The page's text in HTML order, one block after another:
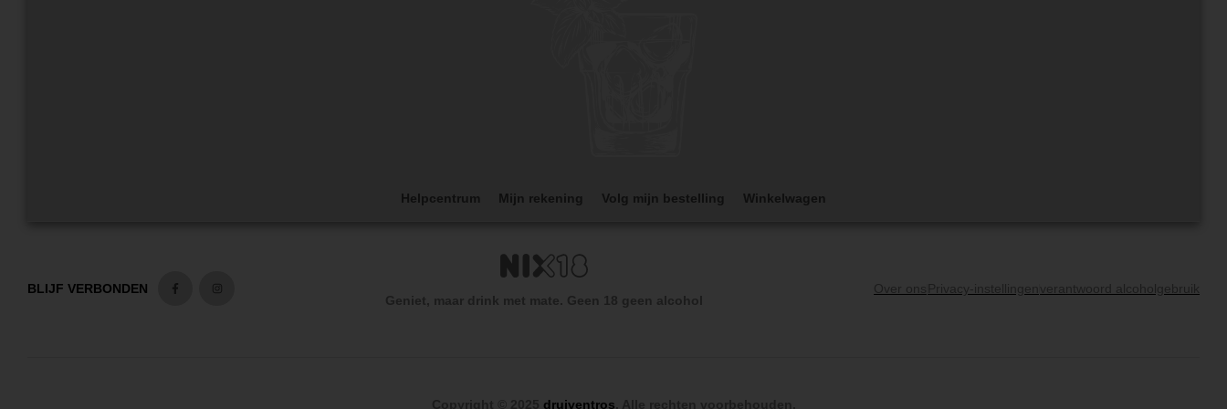
Helpcentrum Mijn rekening Volg mijn bestelling Winkelwagen
BLIJF VERBONDEN
Geniet, maar drink met mate. Geen 18 geen alcohol
Over ons Privacy-instellingen verantwoord alcoholgebruik
Copyright © 2025 druiventros. Alle rechten voorbehouden.